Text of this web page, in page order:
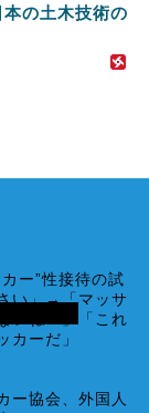
の土木技術の
ー”性接待の試
い」→「マッサ
いねｗ」「これ
カーだ」
ー協会、外国人